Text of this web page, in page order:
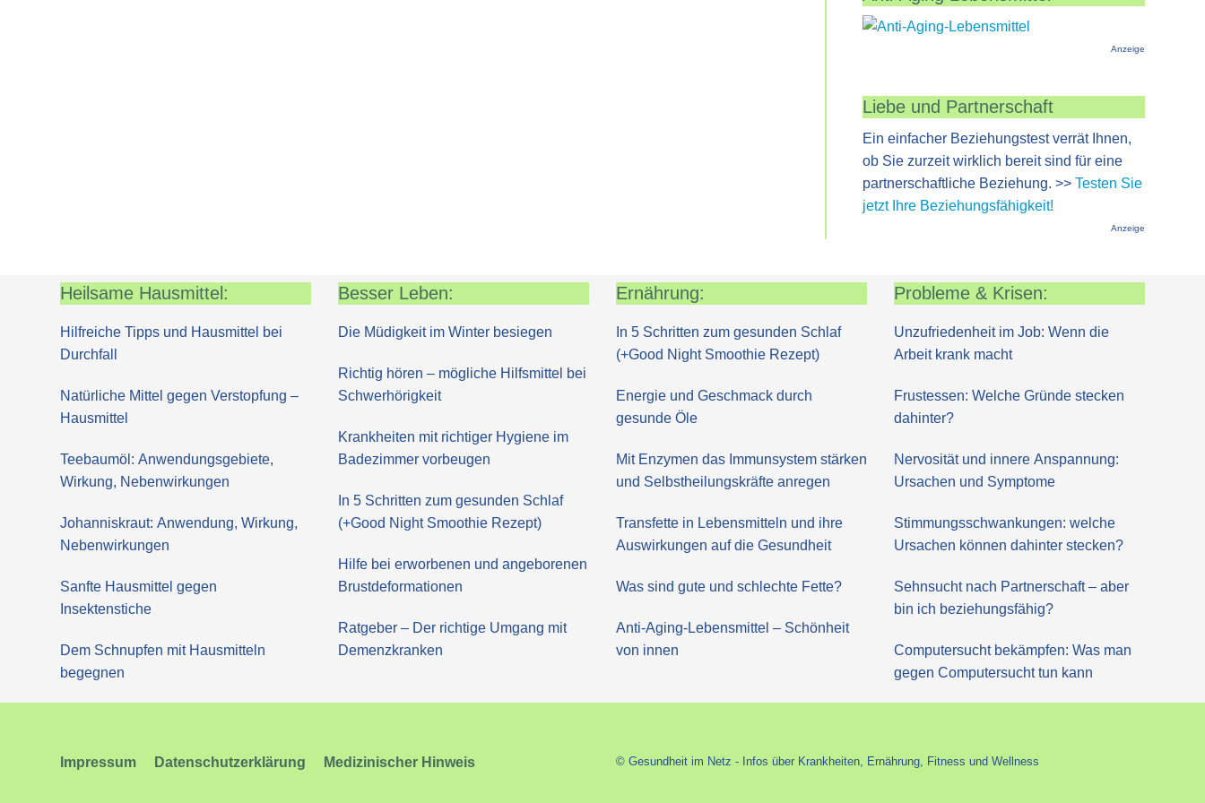
Anzeige
Liebe und Partnerschaft
Ein einfacher Beziehungstest verrät Ihnen,
ob Sie zurzeit wirklich bereit sind für eine
partnerschaftliche Beziehung. >> Testen Sie
jetzt Ihre Beziehungsfähigkeit!
Anzeige
Heilsame Hausmittel:
Hilfreiche Tipps und Hausmittel bei
Durchfall
Natürliche Mittel gegen Verstopfung –
Hausmittel
Teebaumöl: Anwendungsgebiete,
Wirkung, Nebenwirkungen
Johanniskraut: Anwendung, Wirkung,
Nebenwirkungen
Sanfte Hausmittel gegen
Insektenstiche
Dem Schnupfen mit Hausmitteln
begegnen
Besser Leben:
Die Müdigkeit im Winter besiegen
Richtig hören – mögliche Hilfsmittel bei
Schwerhörigkeit
Krankheiten mit richtiger Hygiene im
Badezimmer vorbeugen
In 5 Schritten zum gesunden Schlaf
(+Good Night Smoothie Rezept)
Hilfe bei erworbenen und angeborenen
Brustdeformationen
Ratgeber – Der richtige Umgang mit
Demenzkranken
Ernährung:
In 5 Schritten zum gesunden Schlaf
(+Good Night Smoothie Rezept)
Energie und Geschmack durch
gesunde Öle
Mit Enzymen das Immunsystem stärken
und Selbstheilungskräfte anregen
Transfette in Lebensmitteln und ihre
Auswirkungen auf die Gesundheit
Was sind gute und schlechte Fette?
Anti-Aging-Lebensmittel – Schönheit
von innen
Probleme & Krisen:
Unzufriedenheit im Job: Wenn die
Arbeit krank macht
Frustessen: Welche Gründe stecken
dahinter?
Nervosität und innere Anspannung:
Ursachen und Symptome
Stimmungsschwankungen: welche
Ursachen können dahinter stecken?
Sehnsucht nach Partnerschaft – aber
bin ich beziehungsfähig?
Computersucht bekämpfen: Was man
gegen Computersucht tun kann
Impressum Datenschutzerklärung Medizinischer Hinweis © Gesundheit im Netz - Infos über Krankheiten, Ernährung, Fitness und Wellness